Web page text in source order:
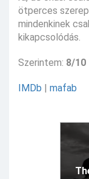
ötperces
mindenkinek
kikapcsolódás.
Szerintem: 8/10
IMDb mafab